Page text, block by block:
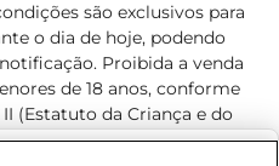
são exclusivos para
o dia de hoje, podendo
Proibida a venda
de 18 anos, conforme
(Estatuto da Criança e do
exclusivos para o